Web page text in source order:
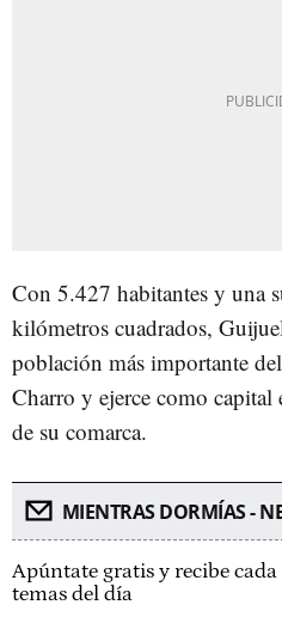
Con 5.427 habitantes y una
kilómetros cuadrados,
población más importante
Charro y ejerce como
de su comarca.
MIENTRAS DORMÍAS -
Apúntate gratis y recibe
temas del día